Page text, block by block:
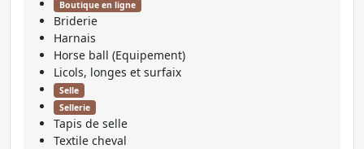
Boutique en ligne
Briderie
Harnais
Horse ball (Equipement)
Licols, longes et surfaix
Selle
Sellerie
Tapis de selle
Textile cheval